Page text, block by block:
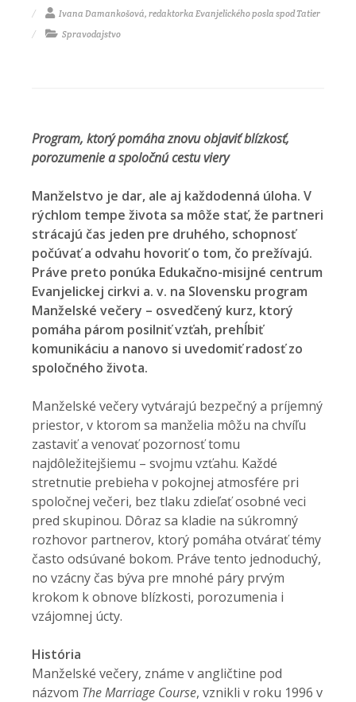
Ivana Damankošová, redaktorka Evanjelického posla spod Tatier
Spravodajstvo
Program, ktorý pomáha znovu objaviť blízkosť,
porozumenie a spoločnú cestu viery
Manželstvo je dar, ale aj každodenná úloha. V
rýchlom tempe života sa môže stať, že partneri
strácajú čas jeden pre druhého, schopnosť
počúvať a odvahu hovoriť o tom, čo prežívajú.
Práve preto ponúka Edukačno-misijné centrum
Evanjelickej cirkvi a. v. na Slovensku program
Manželské večery – osvedčený kurz, ktorý
pomáha párom posilniť vzťah, prehĺbiť
komunikáciu a nanovo si uvedomiť radosť zo
spoločného života.
Manželské večery vytvárajú bezpečný a príjemný
priestor, v ktorom sa manželia môžu na chvíľu
zastaviť a venovať pozornosť tomu
najdôležitejšiemu – svojmu vzťahu. Každé
stretnutie prebieha v pokojnej atmosfére pri
spoločnej večeri, bez tlaku zdieľať osobné veci
pred skupinou. Dôraz sa kladie na súkromný
rozhovor partnerov, ktorý pomáha otvárať témy
často odsúvané bokom. Práve tento jednoduchý,
no vzácny čas býva pre mnohé páry prvým
krokom k obnove blízkosti, porozumenia i
vzájomnej úcty.
História
Manželské večery, známe v angličtine pod
názvom The Marriage Course, vznikli v roku 1996 v